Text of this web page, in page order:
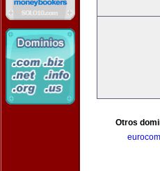
Otros